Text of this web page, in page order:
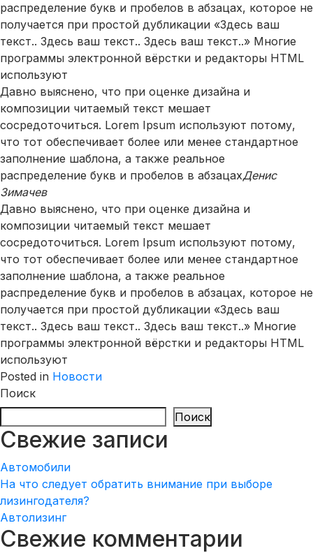
распределение букв и пробелов в абзацах, которое не
получается при простой дубликации «Здесь ваш
текст.. Здесь ваш текст.. Здесь ваш текст..» Многие
программы электронной вёрстки и редакторы HTML
используют
Давно выяснено, что при оценке дизайна и
композиции читаемый текст мешает
сосредоточиться. Lorem Ipsum используют потому,
что тот обеспечивает более или менее стандартное
заполнение шаблона, а также реальное
распределение букв и пробелов в абзацахДенис
Зимачев
Давно выяснено, что при оценке дизайна и
композиции читаемый текст мешает
сосредоточиться. Lorem Ipsum используют потому,
что тот обеспечивает более или менее стандартное
заполнение шаблона, а также реальное
распределение букв и пробелов в абзацах, которое не
получается при простой дубликации «Здесь ваш
текст.. Здесь ваш текст.. Здесь ваш текст..» Многие
программы электронной вёрстки и редакторы HTML
используют
Posted in Новости
Поиск
Поиск
Свежие записи
Автомобили
На что следует обратить внимание при выборе
лизингодателя?
Автолизинг
Свежие комментарии